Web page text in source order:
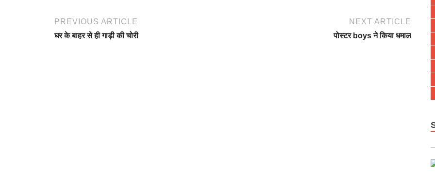
PREVIOUS ARTICLE
घर के बाहर से ही गाड़ी की चोरी
NEXT ARTICLE
पोस्टर boys ने किया धमाल